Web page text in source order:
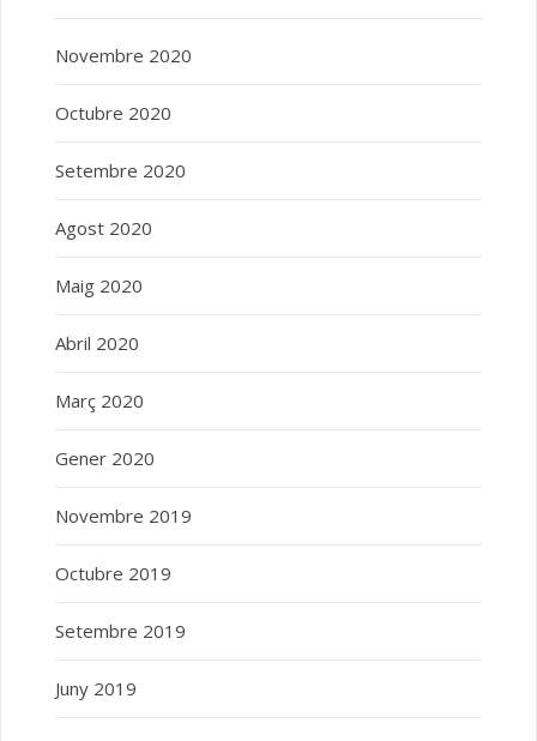
Novembre 2020
Octubre 2020
Setembre 2020
Agost 2020
Maig 2020
Abril 2020
Març 2020
Gener 2020
Novembre 2019
Octubre 2019
Setembre 2019
Juny 2019